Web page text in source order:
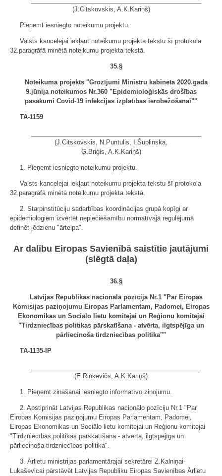
(J.Citskovskis, A.K.Kariņš)
Pieņemt iesniegto noteikumu projektu.
Valsts kancelejai iekļaut noteikumu projekta tekstu šī protokola
32.paragrāfā minētā noteikumu projekta tekstā.
35.§
Noteikuma projekts "Grozījumi Ministru kabineta 2020.gada
9.jūnija noteikumos Nr.360 "Epidemioloģiskās drošības
pasākumi Covid-19 infekcijas izplatības ierobežošanai""
TA-1159
(J.Citskovskis, N.Puntulis, I.Šuplinska,
Ģ.Briģis, A.K.Kariņš)
1. Pieņemt iesniegto noteikumu projektu.
Valsts kancelejai iekļaut noteikumu projekta tekstu šī protokola
32.paragrāfā minētā noteikumu projekta tekstā.
2. Starpinstitūciju sadarbības koordinācijas grupā kopīgi ar
epidemiologiem izvērtēt nepieciešamību normatīvajā regulējumā
definēt jēdzienu "ārtelpa".
Ar dalību Eiropas Savienībā saistītie jautājumi
(slēgtā daļa)
36.§
Latvijas Republikas nacionālā pozīcija Nr.1 "Par Eiropas
Komisijas paziņojumu Eiropas Parlamentam, Padomei, Eiropas
Ekonomikas un Sociālo lietu komitejai un Reģionu komitejai
"Tirdzniecības politikas pārskatīšana - atvērta, ilgtspējīga un
pārliecinoša tirdzniecības politika""
TA-1135-IP
(E.Rinkēvičs, A.K.Kariņš)
1. Pieņemt zināšanai iesniegto informatīvo ziņojumu.
2. Apstiprināt Latvijas Republikas nacionālo pozīciju Nr.1 "Par
Eiropas Komisijas paziņojumu Eiropas Parlamentam, Padomei,
Eiropas Ekonomikas un Sociālo lietu komitejai un Reģionu komitejai
"Tirdzniecības politikas pārskatīšana - atvērta, ilgtspējīga un
pārliecinoša tirdzniecības politika".
3. Ārlietu ministrijas parlamentārajai sekretārei Z.Kalniņai-
Lukaševicai pārstāvēt Latvijas Republiku Eiropas Savienības Ārlietu